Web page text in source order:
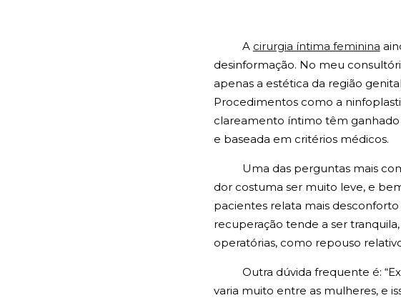
A cirurgia íntima feminina
desinformação. No meu
apenas a estética da região
Procedimentos como a
clareamento íntimo têm ganhado
e baseada em critérios médicos.
Uma das perguntas mais
dor costuma ser muito leve, e
pacientes relata mais
recuperação tende a ser
operatórias, como repouso
Outra dúvida frequente é:
varia muito entre as mulheres, e